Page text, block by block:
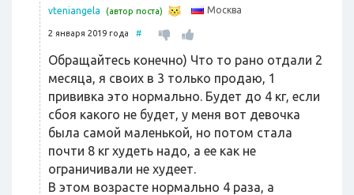
vteniangela (автор поста) Москва
2 января 2019 года #
Обращайтесь конечно) Что то рано отдали 2
месяца, я своих в 3 только продаю, 1
прививка это нормально. Будет до 4 кг, если
сбоя какого не будет, у меня вот девочка
была самой маленькой, но потом стала
почти 8 кг худеть надо, а ее как не
ограничивали не худеет.
В этом возрасте нормально 4 раза, а